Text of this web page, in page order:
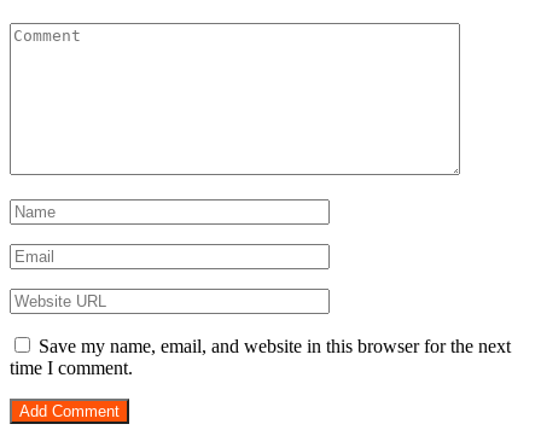
Save my name, email, and website in this browser for the next
time I comment.